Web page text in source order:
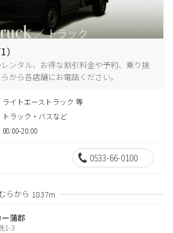
ンタル、お得な割引料金や予約、乗り捨
から各店舗にお電話ください。
ライトエーストラック 等
トラック・バスなど
08:00-20:00
0533-66-0100
らから 1837m
ー蒲郡
1-3